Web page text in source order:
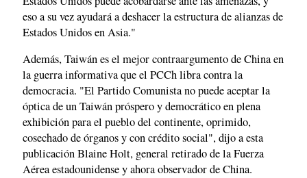
eso a su vez ayudará a deshacer la estructura de alianzas de
Estados Unidos en Asia."
Además, Taiwán es el mejor contraargumento de China en
la guerra informativa que el PCCh libra contra la
democracia. "El Partido Comunista no puede aceptar la
óptica de un Taiwán próspero y democrático en plena
exhibición para el pueblo del continente, oprimido,
cosechado de órganos y con crédito social", dijo a esta
publicación Blaine Holt, general retirado de la Fuerza
Aérea estadounidense y ahora observador de China.